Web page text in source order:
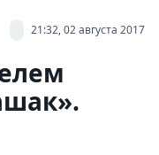
21:32, 02 августа 2017